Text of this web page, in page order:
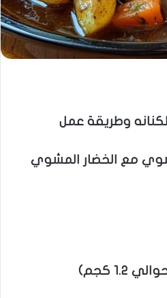
وطريقة عمل
مع الخضار المشوي
كجم)